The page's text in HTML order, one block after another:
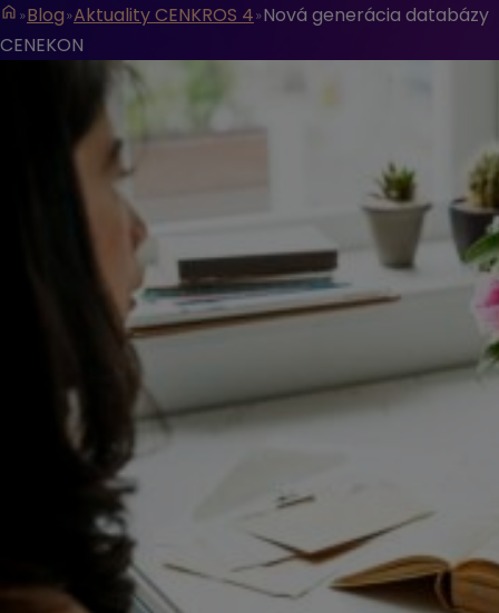
Blog Aktuality CENKROS 4 Nová generácia databázy
CENEKON